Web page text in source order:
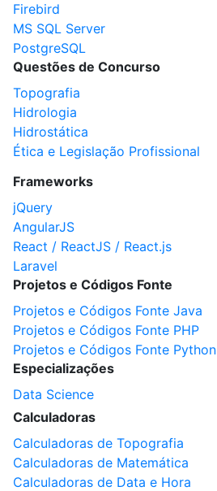
Firebird
MS SQL Server
PostgreSQL
Questões de Concurso
Topografia
Hidrologia
Hidrostática
Ética e Legislação Profissional
Frameworks
jQuery
AngularJS
React / ReactJS / React.js
Laravel
Projetos e Códigos Fonte
Projetos e Códigos Fonte Java
Projetos e Códigos Fonte PHP
Projetos e Códigos Fonte Python
Especializações
Data Science
Calculadoras
Calculadoras de Topografia
Calculadoras de Matemática
Calculadoras de Data e Hora